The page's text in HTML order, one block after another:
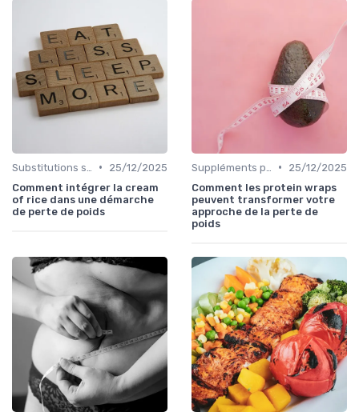
•
25/12/2025
Comment intégrer la cream
of rice dans une démarche
de perte de poids
•
25/12/2025
Comment les protein wraps
peuvent transformer votre
approche de la perte de
poids